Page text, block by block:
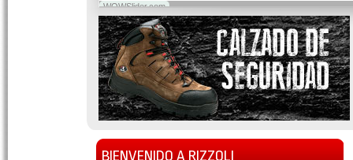
WOWSlider.com
BIENVENIDO A RIZZOLI